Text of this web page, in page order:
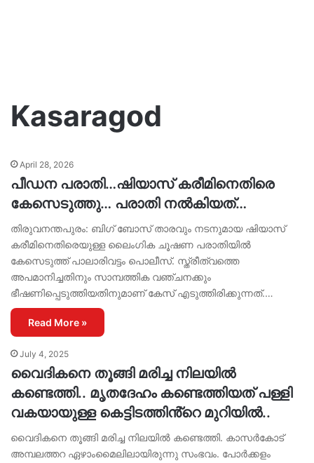
Kasaragod
April 28, 2026
പീഡന പരാതി…ഷിയാസ് കരീമിനെതിരെ
കേസെടുത്തു… പരാതി നൽകിയത്…
തിരുവനന്തപുരം: ബിഗ് ബോസ് താരവും നടനുമായ ഷിയാസ്
കരീമിനെതിരെയുള്ള ലൈംഗിക ചൂഷണ പരാതിയിൽ
കേസെടുത്ത് പാലാരിവട്ടം പൊലീസ്. സ്ത്രീത്വത്തെ
അപമാനിച്ചതിനും സാമ്പത്തിക വഞ്ചനക്കും
ഭീഷണിപ്പെടുത്തിയതിനുമാണ് കേസ് എടുത്തിരിക്കുന്നത്.…
Read More »
July 4, 2025
വൈദികനെ തൂങ്ങി മരിച്ച നിലയിൽ
കണ്ടെത്തി.. മൃതദേഹം കണ്ടെത്തിയത് പള്ളി
വകയായുള്ള കെട്ടിടത്തിൻ്റെ മുറിയിൽ..
വൈദികനെ തൂങ്ങി മരിച്ച നിലയിൽ കണ്ടെത്തി. കാസർകോട്
അമ്പലത്തറ ഏഴാംമൈലിലായിരുന്നു സംഭവം. പോർക്കളം